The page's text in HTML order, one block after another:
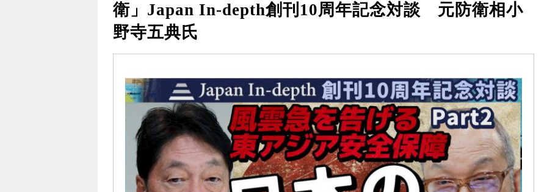
衛」Japan In-depth創刊10周年記念対談 元防衛相小
野寺五典氏